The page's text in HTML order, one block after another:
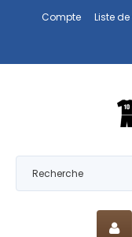
Compte Liste